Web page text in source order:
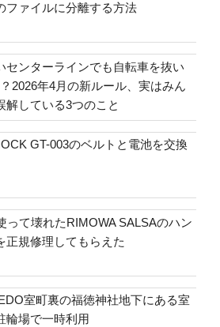
ファイルに分離する方法
センターラインでも自転車を抜い
2026年4月の新ルール、実はみん
解している3つのこと
GT-003のベルトと電池を交換
って壊れたRIMOWA SALSAのハン
正規修理してもらえた
室町裏の福徳神社地下にある室
輪場で一時利用